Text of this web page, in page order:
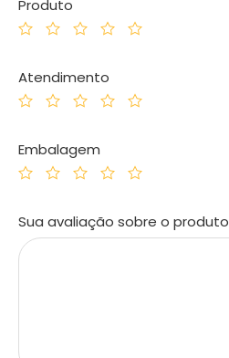
Produto
Atendimento
Embalagem
Sua avaliação sobre o produto